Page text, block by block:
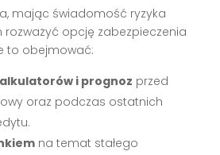
mając świadomość ryzyka
rozważyć opcję zabezpieczenia
to obejmować:
i prognoz przed
oraz podczas ostatnich
na temat stałego